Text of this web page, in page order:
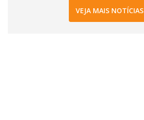
VEJA MAIS NOTÍCIAS